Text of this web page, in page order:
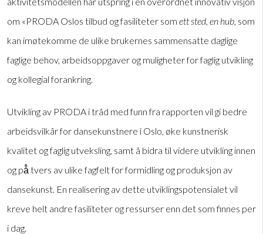
om «PRODA Oslos tilbud og fasiliteter som ett sted, en hub, som
kan imøtekomme de ulike brukernes sammensatte daglige
faglige behov, arbeidsoppgaver og muligheter for faglig utvikling
og kollegial forankring.
Utvikling av PRODA i tråd med funn fra rapporten vil gi bedre
arbeidsvilkår for dansekunstnere i Oslo, øke kunstnerisk
kvalitet og faglig utveksling, samt å bidra til videre utvikling innen
og på̊ tvers av ulike fagfelt for formidling og produksjon av
dansekunst. En realisering av dette utviklingspotensialet vil
kreve helt andre fasiliteter og ressurser enn det som finnes per
i dag.